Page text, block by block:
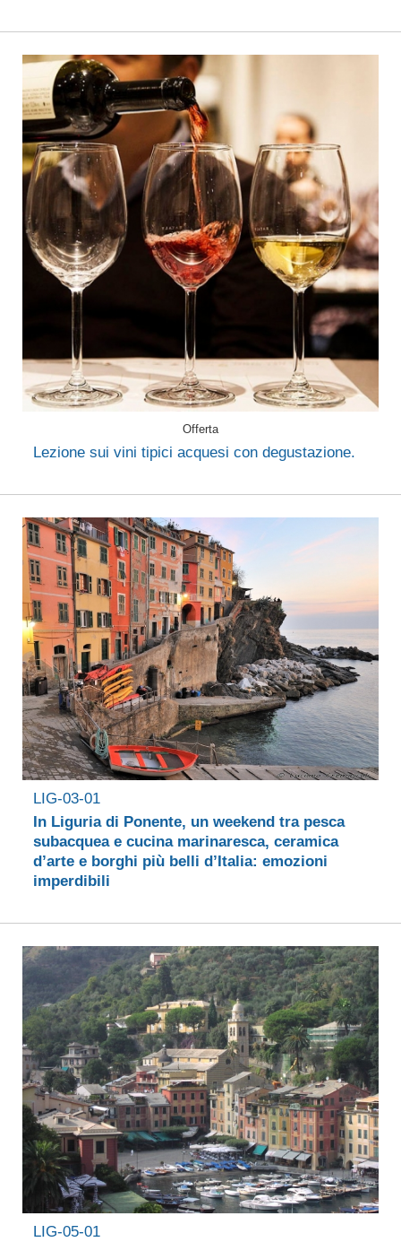
Offerta
Lezione sui vini tipici acquesi con degustazione.
LIG-03-01
In Liguria di Ponente, un weekend tra pesca
subacquea e cucina marinaresca, ceramica
d’arte e borghi più belli d’Italia: emozioni
imperdibili
LIG-05-01